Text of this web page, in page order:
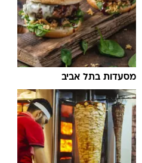
מסעדות בתל אביב